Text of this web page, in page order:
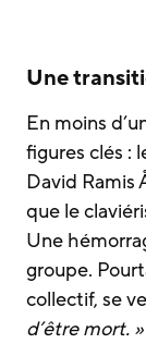
Une
En moins
figures clés :
David Ramis
que le
Une
groupe.
collectif, se
d’être mort. »